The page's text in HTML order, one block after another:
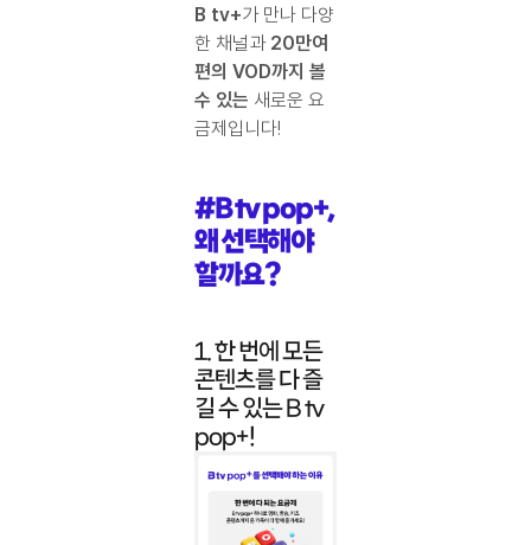
B tv+가 만나 다양
한 채널과 20만여
편의 VOD까지 볼
수 있는 새로운 요
금제입니다!
#B tv pop+,
왜 선택해야
할까요?
1. 한 번에 모든
콘텐츠를 다 즐
길 수 있는 B tv
pop+!